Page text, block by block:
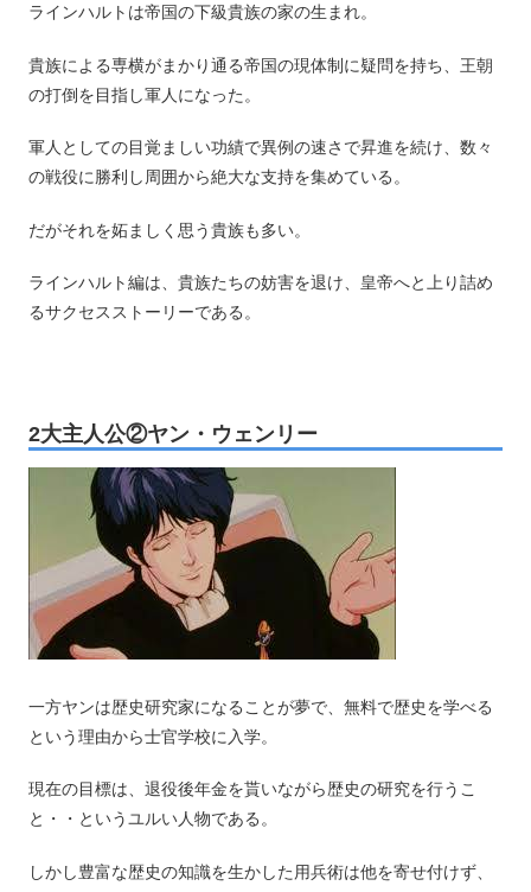
ラインハルトは帝国の下級貴族の家の生まれ。
貴族による専横がまかり通る帝国の現体制に疑問を持ち、王朝
の打倒を目指し軍人になった。
軍人としての目覚ましい功績で異例の速さで昇進を続け、数々
の戦役に勝利し周囲から絶大な支持を集めている。
だがそれを妬ましく思う貴族も多い。
ラインハルト編は、貴族たちの妨害を退け、皇帝へと上り詰め
るサクセスストーリーである。
2大主人公②ヤン・ウェンリー
一方ヤンは歴史研究家になることが夢で、無料で歴史を学べる
という理由から士官学校に入学。
現在の目標は、退役後年金を貰いながら歴史の研究を行うこ
と・・というユルい人物である。
しかし豊富な歴史の知識を生かした用兵術は他を寄せ付けず、